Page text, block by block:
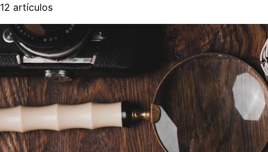
12 artículos